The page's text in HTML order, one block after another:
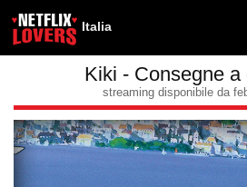
Italia
Kiki - Consegne a
streaming disponibile da